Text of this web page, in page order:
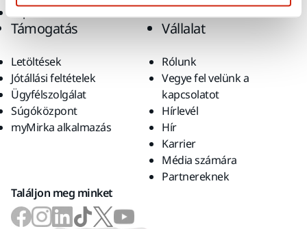
Támogatás
Letöltések
Jótállási feltételek
Ügyfélszolgálat
Súgóközpont
myMirka alkalmazás
Vállalat
Rólunk
Vegye fel velünk a
kapcsolatot
Hírlevél
Hír
Karrier
Média számára
Partnereknek
Találjon meg minket